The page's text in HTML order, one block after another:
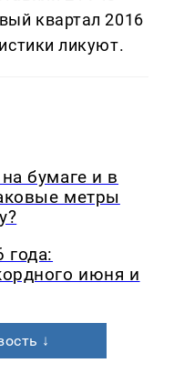
квартал 2016
ликуют.
бумаге и в
метры
года:
июня и
↓